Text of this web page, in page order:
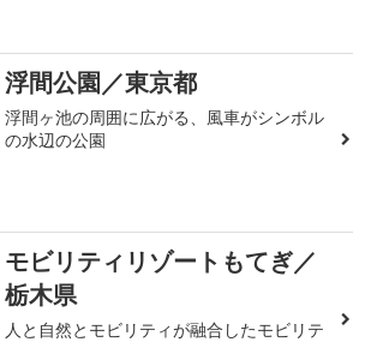
浮間公園／東京都
浮間ヶ池の周囲に広がる、風車がシンボル
の水辺の公園
モビリティリゾートもてぎ／
栃木県
人と自然とモビリティが融合したモビリテ